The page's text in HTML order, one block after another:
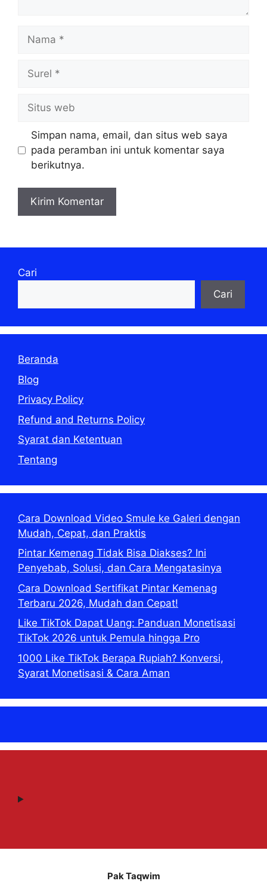
web
Simpan nama, email, dan situs web saya
pada peramban ini untuk komentar saya
berikutnya.
Cari
Cari
Beranda
Blog
Privacy Policy
Refund and Returns Policy
Syarat dan Ketentuan
Tentang
Cara Download Video Smule ke Galeri dengan
Mudah, Cepat, dan Praktis
Pintar Kemenag Tidak Bisa Diakses? Ini
Penyebab, Solusi, dan Cara Mengatasinya
Cara Download Sertifikat Pintar Kemenag
Terbaru 2026, Mudah dan Cepat!
Like TikTok Dapat Uang: Panduan Monetisasi
TikTok 2026 untuk Pemula hingga Pro
1000 Like TikTok Berapa Rupiah? Konversi,
Syarat Monetisasi & Cara Aman
Pak Taqwim